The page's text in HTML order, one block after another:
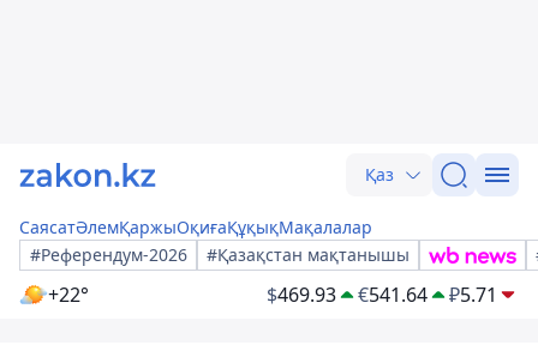
Қаз
СаясатӘлемҚаржыОқиғаҚұқықМақалалар
#Референдум-2026
#Қазақстан мақтанышы
+22° $469.93 €541.64 ₽5.71